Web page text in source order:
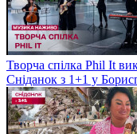
Творча спілка Phil It
Сніданок з 1+1 у